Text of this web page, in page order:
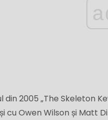
2005 „The Skeleton
și cu Owen Wilson și Matt